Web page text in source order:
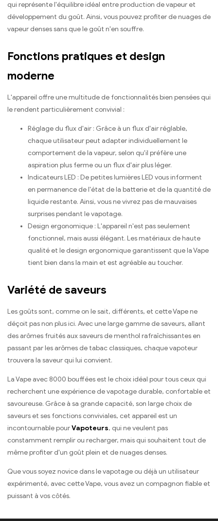
qui représente l'équilibre idéal entre production de vapeur et
développement du goût. Ainsi, vous pouvez profiter de nuages de
vapeur denses sans que le goût n'en souffre.
Fonctions pratiques et design
moderne
L'appareil offre une multitude de fonctionnalités bien pensées qui
le rendent particulièrement convivial :
Réglage du flux d'air : Grâce à un flux d'air réglable,
chaque utilisateur peut adapter individuellement le
comportement de la vapeur, selon qu'il préfère une
aspiration plus ferme ou un flux d'air plus léger.
Indicateurs LED : De petites lumières LED vous informent
en permanence de l'état de la batterie et de la quantité de
liquide restante. Ainsi, vous ne vivrez pas de mauvaises
surprises pendant le vapotage.
Design ergonomique : L'appareil n'est pas seulement
fonctionnel, mais aussi élégant. Les matériaux de haute
qualité et le design ergonomique garantissent que la Vape
tient bien dans la main et est agréable au toucher.
Variété de saveurs
Les goûts sont, comme on le sait, différents, et cette Vape ne
déçoit pas non plus ici. Avec une large gamme de saveurs, allant
des arômes fruités aux saveurs de menthol rafraîchissantes en
passant par les arômes de tabac classiques, chaque vapoteur
trouvera la saveur qui lui convient.
La Vape avec 8000 bouffées est le choix idéal pour tous ceux qui
recherchent une expérience de vapotage durable, confortable et
savoureuse. Grâce à sa grande capacité, son large choix de
saveurs et ses fonctions conviviales, cet appareil est un
incontournable pourVapoteurs, qui ne veulent pas
constamment remplir ou recharger, mais qui souhaitent tout de
même profiter d'un goût plein et de nuages denses.
Que vous soyez novice dans le vapotage ou déjà un utilisateur
expérimenté, avec cette Vape, vous avez un compagnon fiable et
puissant à vos côtés.